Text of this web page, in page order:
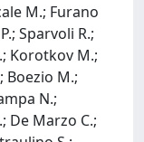
M.; Furano
Sparvoli R.;
Korotkov M.;
Boezio M.;
N.;
De Marzo C.;